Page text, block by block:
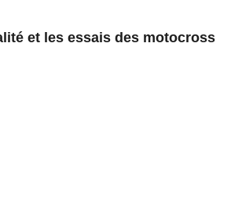
et les essais des motocross